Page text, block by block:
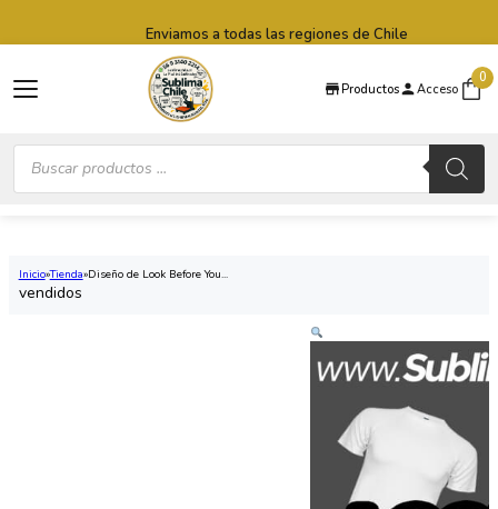
Productos Acceso
0
Búsqueda
productos
Enviamos a todas las regiones de Chile
Inicio Tienda Diseño de Look Before You...
vendidos